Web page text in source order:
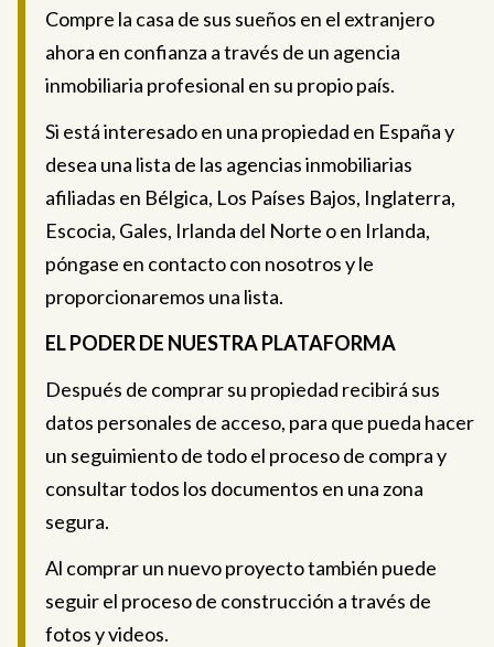
Compre la casa de sus sueños en el extranjero
ahora en confianza a través de un agencia
inmobiliaria profesional en su propio país.
Si está interesado en una propiedad en España y
desea una lista de las agencias inmobiliarias
afiliadas en Bélgica, Los Países Bajos, Inglaterra,
Escocia, Gales, Irlanda del Norte o en Irlanda,
póngase en contacto con nosotros y le
proporcionaremos una lista.
EL PODER DE NUESTRA PLATAFORMA
Después de comprar su propiedad recibirá sus
datos personales de acceso, para que pueda hacer
un seguimiento de todo el proceso de compra y
consultar todos los documentos en una zona
segura.
Al comprar un nuevo proyecto también puede
seguir el proceso de construcción a través de
fotos y videos.